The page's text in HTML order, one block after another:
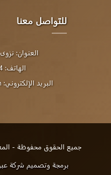
للتواصل معنا
العنوان:
الهاتف:
البريد الإلكتروني: library@hji.edu.om
جميع الحقوق محفوظة -
برمجة وتصميم شركة